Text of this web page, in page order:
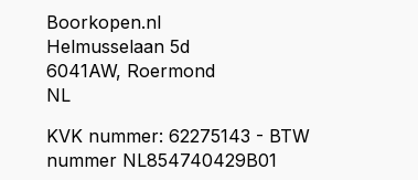
Boorkopen.nl
Helmusselaan 5d
6041AW, Roermond
NL
KVK nummer: 62275143 - BTW
nummer NL854740429B01